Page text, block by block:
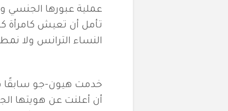
عملية عبورها الجنسي
النساء الترانس ولا
خدمت هيون-جو سابقًا
أن أعلنت عن هويتها